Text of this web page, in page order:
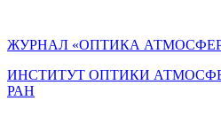
ЖУРНАЛ «ОПТИКА
ИНСТИТУТ ОПТИКИ
РАН